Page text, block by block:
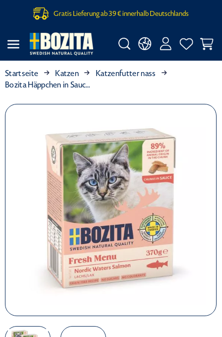
Gratis Lieferung ab 39 € innerhalb Deutschlands
Startseite Katzen
Katzenfutter nass
Bozita Häppchen in Sauce mit Lachs 370 g (Menge: 6 je Bestelleinheit)